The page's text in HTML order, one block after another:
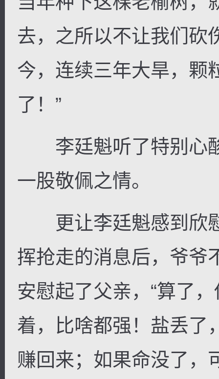
去，之所以不让我们砍
今，连续三年大旱，颗
了！”
李廷魁听了特别心
一股敬佩之情。
更让李廷魁感到欣
挥抢走的消息后，爷爷
安慰起了父亲，“算了
着，比啥都强！盐丢了
赚回来；如果命没了，